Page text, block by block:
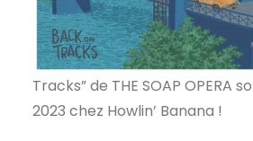
Tracks” de THE SOAP OPERA
2023 chez Howlin’ Banana !